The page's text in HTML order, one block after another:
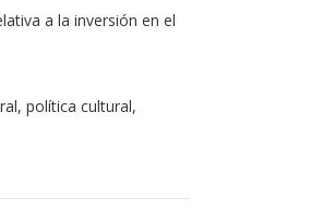
a la inversión en el
política cultural,